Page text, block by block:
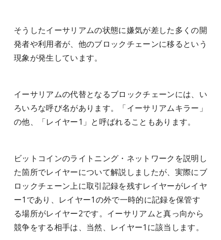
そうしたイーサリアムの状態に嫌気が差した多くの開
発者や利用者が、他のブロックチェーンに移るという
現象が発生しています。
イーサリアムの代替となるブロックチェーンには、い
ろいろな呼び名があります。「イーサリアムキラー」
の他、「レイヤー1」と呼ばれることもあります。
ビットコインのライトニング・ネットワークを説明し
た箇所でレイヤーについて解説しましたが、実際にブ
ロックチェーン上に取引記録を残すレイヤーがレイヤ
ー1であり、レイヤー1の外で一時的に記録を保管す
る場所がレイヤー2です。イーサリアムと真っ向から
競争をする相手は、当然、レイヤー1に該当します。